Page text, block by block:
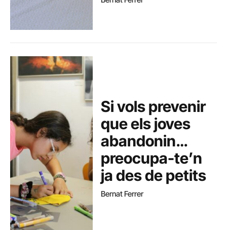
Si vols prevenir
que els joves
abandonin…
preocupa-te’n
ja des de petits
Bernat Ferrer